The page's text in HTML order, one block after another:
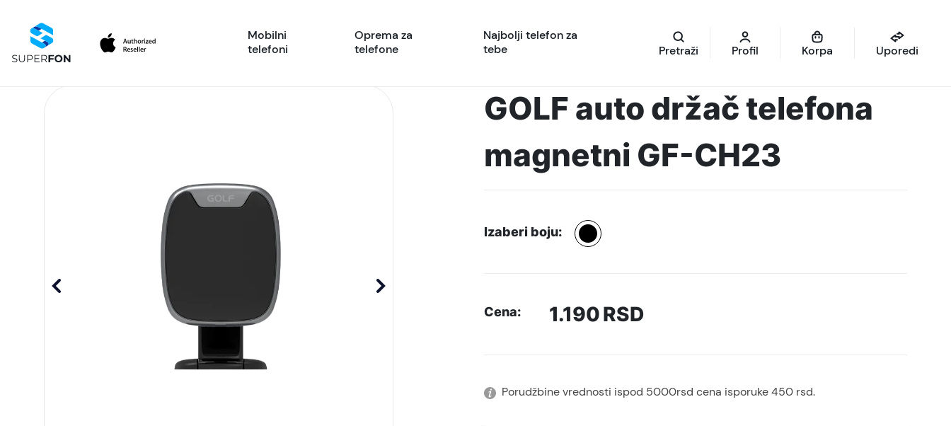
Mobilni
telefoni
Oprema za
telefone
Najbolji telefon za
tebe
Pretraži Profil Korpa Uporedi
GOLF auto držač telefona
magnetni GF-CH23
Izaberi boju:
Cena: 1.190RSD
Porudžbine vrednosti ispod 5000rsd cena isporuke 450 rsd.